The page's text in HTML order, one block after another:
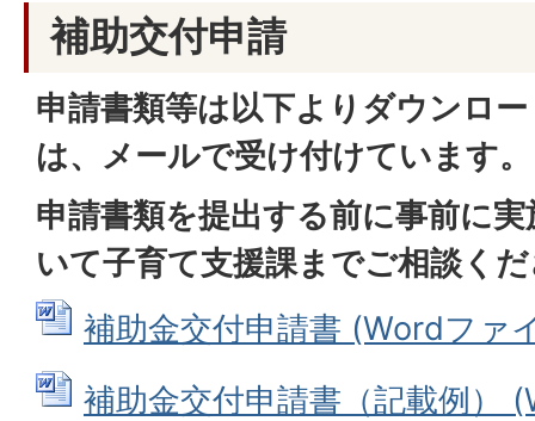
補助交付申請
申請書類等は以下よりダウンロ
は、メールで受け付けています。
申請書類を提出する前に事前に
いて子育て支援課までご相談く
補助金交付申請書 (Wordファ
補助金交付申請書（記載例）